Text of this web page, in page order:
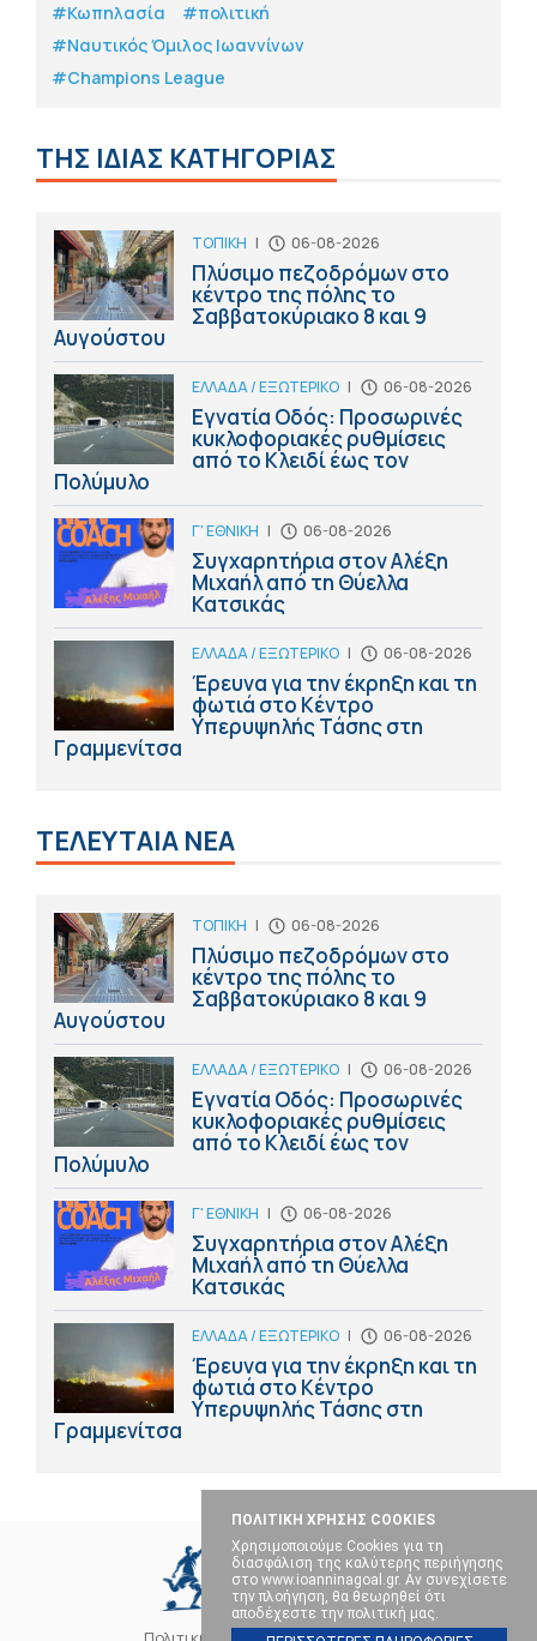
ΠΟΛΙΤΙΚΗ ΧΡΗΣΗΣ COOKIES
Χρησιμοποιούμε Cookies για τη
διασφάλιση της καλύτερης περιήγησης
στο www.ioanninagoal.gr. Αν συνεχίσετε
την πλοήγηση, θα θεωρηθεί ότι
αποδέχεστε την πολιτική μας.
#Κωπηλασία
#πολιτική
#Ναυτικός Όμιλος Ιωαννίνων
#Champions League
ΤΗΣ ΙΔΙΑΣ ΚΑΤΗΓΟΡΙΑΣ
ΤΟΠΙΚΗ | 06-08-2026
Πλύσιμο πεζοδρόμων στο
κέντρο της πόλης το
Σαββατοκύριακο 8 και 9
Αυγούστου
ΕΛΛΑΔΑ / ΕΞΩΤΕΡΙΚΟ | 06-08-2026
Εγνατία Οδός: Προσωρινές
κυκλοφοριακές ρυθμίσεις
από το Κλειδί έως τον
Πολύμυλο
Γ' ΕΘΝΙΚΗ | 06-08-2026
Συγχαρητήρια στον Αλέξη
Μιχαήλ από τη Θύελλα
Κατσικάς
ΕΛΛΑΔΑ / ΕΞΩΤΕΡΙΚΟ | 06-08-2026
Έρευνα για την έκρηξη και τη
φωτιά στο Κέντρο
Υπερυψηλής Τάσης στη
Γραμμενίτσα
ΤΕΛΕΥΤΑΙΑ ΝΕΑ
ΤΟΠΙΚΗ | 06-08-2026
Πλύσιμο πεζοδρόμων στο
κέντρο της πόλης το
Σαββατοκύριακο 8 και 9
Αυγούστου
ΕΛΛΑΔΑ / ΕΞΩΤΕΡΙΚΟ | 06-08-2026
Εγνατία Οδός: Προσωρινές
κυκλοφοριακές ρυθμίσεις
από το Κλειδί έως τον
Πολύμυλο
Γ' ΕΘΝΙΚΗ | 06-08-2026
Συγχαρητήρια στον Αλέξη
Μιχαήλ από τη Θύελλα
Κατσικάς
ΕΛΛΑΔΑ / ΕΞΩΤΕΡΙΚΟ | 06-08-2026
Έρευνα για την έκρηξη και τη
φωτιά στο Κέντρο
Υπερυψηλής Τάσης στη
Γραμμενίτσα